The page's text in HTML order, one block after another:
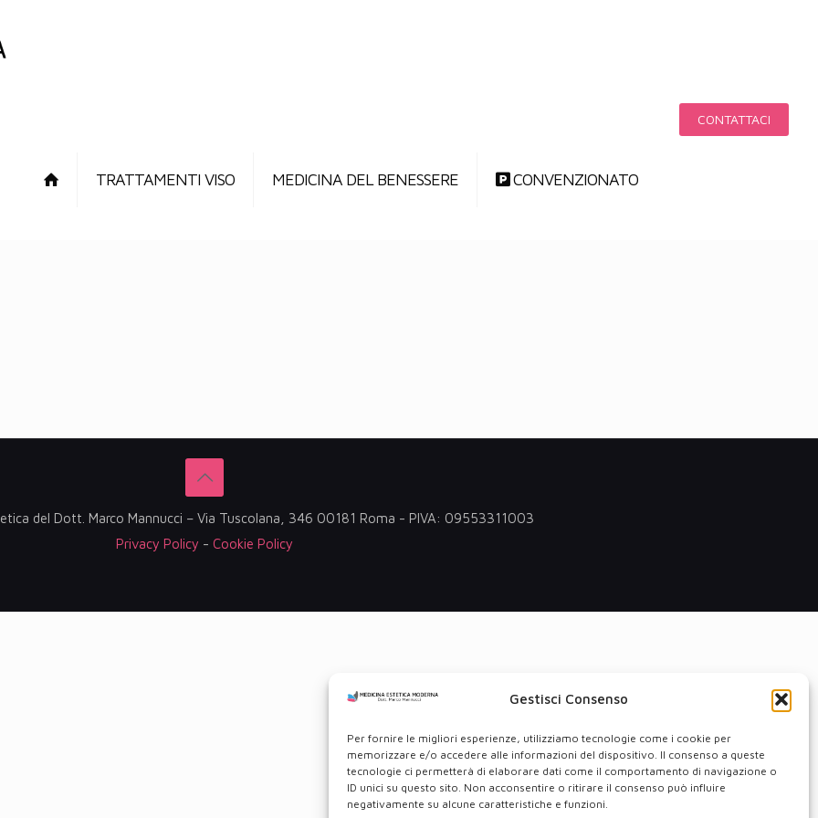
Gestisci Consenso
Per fornire le migliori esperienze, utilizziamo tecnologie come i cookie per
memorizzare e/o accedere alle informazioni del dispositivo. Il consenso a queste
tecnologie ci permetterà di elaborare dati come il comportamento di navigazione o
ID unici su questo sito. Non acconsentire o ritirare il consenso può influire
negativamente su alcune caratteristiche e funzioni.
TRATTAMENTI VISO MEDICINA DEL BENESSERE CONVENZIONATO
CONTATTACI
del Dott. Marco Mannucci – Via Tuscolana, 346 00181 Roma - PIVA: 09553311003
Privacy Policy - Cookie Policy